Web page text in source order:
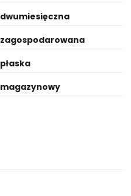
dwumiesięczna
zagospodarowana
płaska
magazynowy